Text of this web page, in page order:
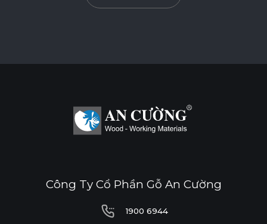
Công Ty Cổ Phần Gỗ An Cường
1900 6944